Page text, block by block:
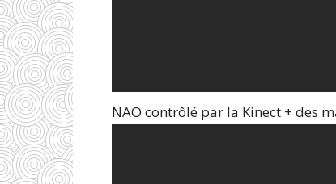
NAO contrôlé par la Kinect + des